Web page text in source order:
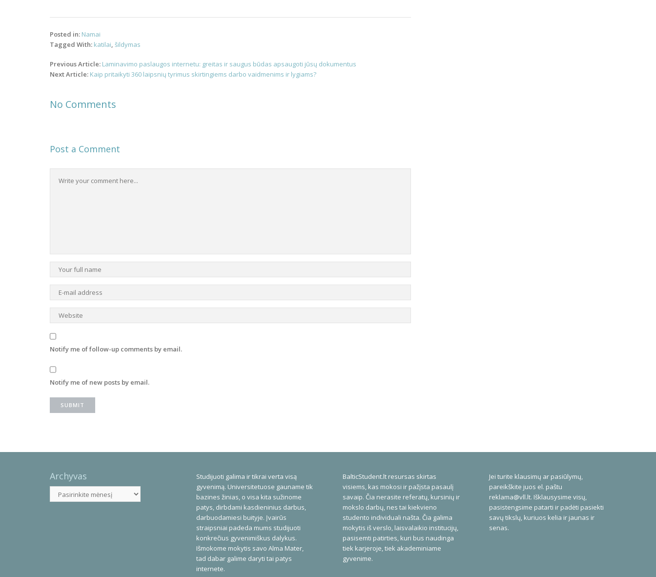
Posted in: Namai
Tagged With: katilai, šildymas
Post
navigation
Previous Article: Laminavimo paslaugos internetu: greitas ir saugus būdas apsaugoti jūsų dokumentus
Next Article: Kaip pritaikyti 360 laipsnių tyrimus skirtingiems darbo vaidmenims ir lygiams?
No Comments
Post a Comment
Notify me of follow-up comments by email.
Notify me of new posts by email.
Archyvas
Archyvas
Studijuoti galima ir tikrai verta visą
gyvenimą. Universitetuose gauname tik
bazines žinias, o visa kita sužinome
patys, dirbdami kasdieninius darbus,
darbuodamiesi buityje. Įvairūs
straipsniai padeda mums studijuoti
konkrečius gyvenimiškus dalykus.
Išmokome mokytis savo Alma Mater,
tad dabar galime daryti tai patys
internete.
BalticStudent.lt resursas skirtas
visiems, kas mokosi ir pažįsta pasaulį
savaip. Čia nerasite referatų, kursinių ir
mokslo darbų, nes tai kiekvieno
studento individuali našta. Čia galima
mokytis iš verslo, laisvalaikio institucijų,
pasisemti patirties, kuri bus naudinga
tiek karjeroje, tiek akademiniame
gyvenime.
Jei turite klausimų ar pasiūlymų,
pareikškite juos el. paštu
reklama@vll.lt. Išklausysime visų,
pasistengsime patarti ir padėti pasiekti
savų tikslų, kuriuos kelia ir jaunas ir
senas.